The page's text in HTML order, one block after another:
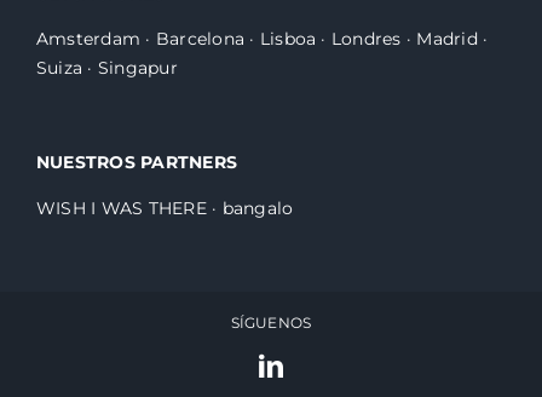
Amsterdam · Barcelona · Lisboa · Londres · Madrid·
Suiza · Singapur
NUESTROS PARTNERS
WISH I WAS THERE· bangalo
SÍGUENOS